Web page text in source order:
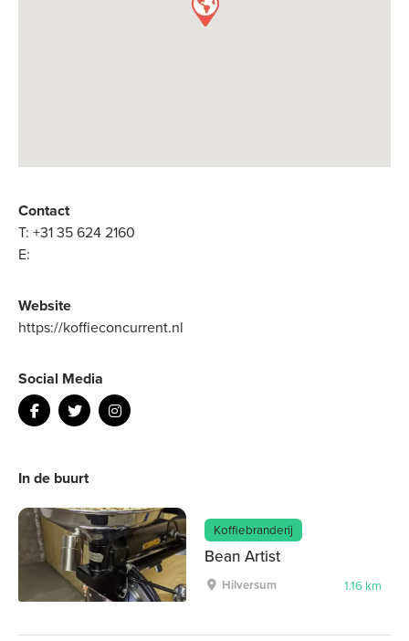
Contact
T: +31 35 624 2160
E:
Website
https://koffieconcurrent.nl
Social Media
In de buurt
Koffiebranderij
Bean Artist
Hilversum 1.16 km